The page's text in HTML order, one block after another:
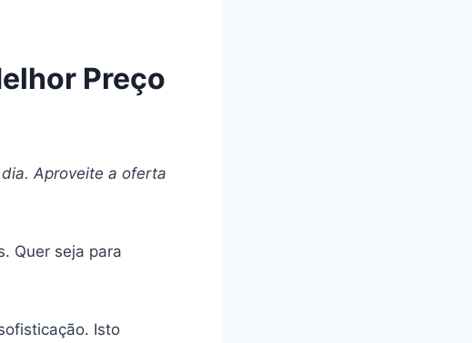
Preço
Aproveite a oferta
Quer seja para
Isto